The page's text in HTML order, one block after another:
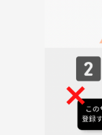
例えば先日のマダミ
て、みんなでカレー
マダミス会とは全く
ッティングセンター
見る人によっては『
学生かよ』って思わ